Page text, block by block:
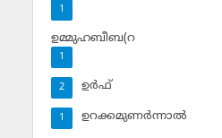
1
ഉമ്മുഹബീബ(റ
1
ഉര്‍ഫ്
2
ഉറക്കമുണര്‍ന്നാല്‍
1